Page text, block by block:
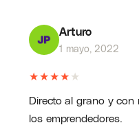
Arturo
1 mayo, 2022
★★★★ ★
Directo al grano y
los emprendedores.